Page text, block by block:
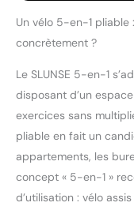
Un vélo 5-en-1 pliable
concrètement ?
Le SLUNSE 5-en-1
disposant d’un
exercices sans
pliable en fait un
appartements, les
concept « 5-en-1 »
d’utilisation : vélo